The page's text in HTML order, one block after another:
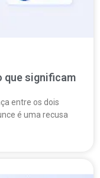
que significam
entre os dois
é uma recusa